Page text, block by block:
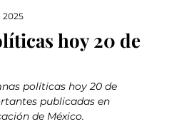
hoy 20 de
2025
políticas hoy 20 de
publicadas en
de México.